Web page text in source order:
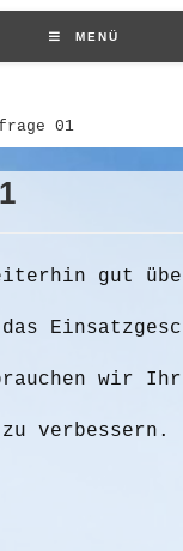
MENÜ
01
gut
wir Ihr
verbessern.